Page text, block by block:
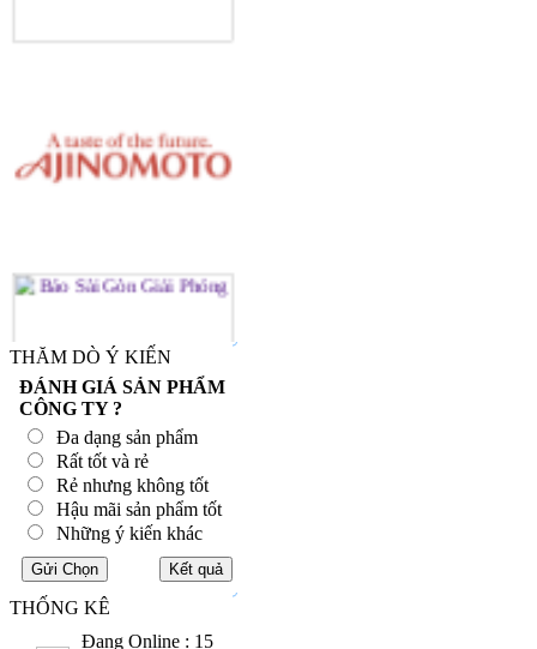
THĂM DÒ Ý KIẾN
ĐÁNH GIÁ SẢN PHẨM
CÔNG TY ?
Đa dạng sản phẩm
Rất tốt và rẻ
Rẻ nhưng không tốt
Hậu mãi sản phẩm tốt
Những ý kiến khác
THỐNG KÊ
Đang Online : 15